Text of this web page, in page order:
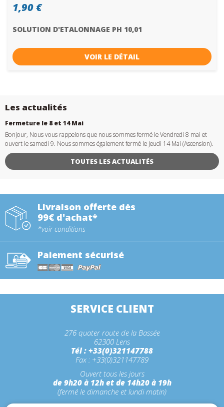
1,90 €
SOLUTION D'ETALONNAGE PH 10,01
VOIR LE DÉTAIL
Les actualités
Fermeture le 8 et 14 Mai
Bonjour, Nous vous rappelons que nous sommes fermé le Vendredi 8 mai et
ouvert le samedi 9. Nous sommes également fermé le Jeudi 14 Mai (Ascension).
TOUTES LES ACTUALITÉS
Livraison offerte dès
99€ d'achat*
*voir conditions
Paiement sécurisé
SERVICE CLIENT
276 quater route de la Bassée
62300 Lens
Tél : +33(0)321147788
Fax : +33(0)321147789
Ouvert tous les jours
de 9h20 à 12h et de 14h20 à 19h
(fermé le dimanche et lundi matin)